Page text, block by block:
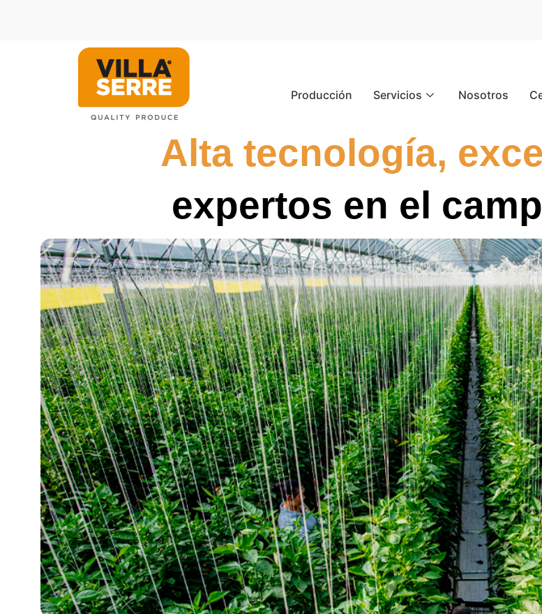
Producción Servicios Nosotros
Alta tecnología,
expertos en el